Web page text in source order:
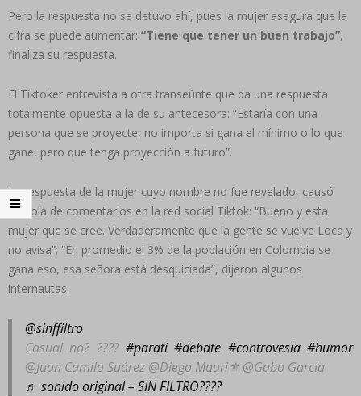
​Pero la respuesta no se detuvo ahí, pues la mujer asegura que la
cifra se puede aumentar: “Tiene que tener un buen trabajo”,
finaliza su respuesta.
El Tiktoker entrevista a otra transeúnte que da una respuesta
totalmente opuesta a la de su antecesora: “Estaría con una
persona que se proyecte, no importa si gana el mínimo o lo que
gane, pero que tenga proyección a futuro”.
La respuesta de la mujer cuyo nombre no fue revelado, causó
una ola de comentarios en la red social Tiktok: “Bueno y esta
mujer que se cree. Verdaderamente que la gente se vuelve Loca y
no avisa”; “En promedio el 3% de la población en Colombia se
gana eso, esa señora está desquiciada”, dijeron algunos
internautas.
@sinffiltro
Casual no? ???? #parati #debate #controvesia #humor
@Juan Camilo Suárez @Diego Mauri⚜️ @Gabo Garcia
♬ sonido original – SIN FILTRO????